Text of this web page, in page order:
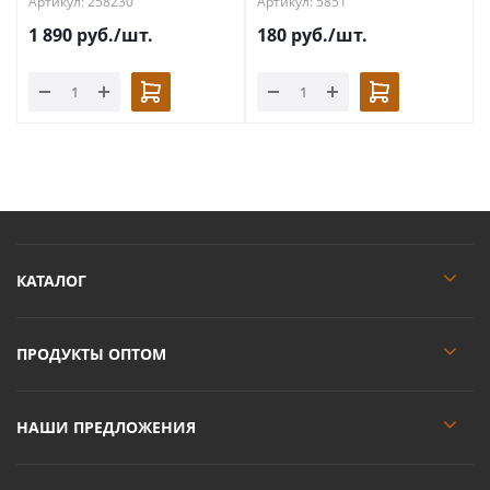
1 890 руб./шт. 180 руб./шт.
КАТАЛОГ
ПРОДУКТЫ ОПТОМ
НАШИ ПРЕДЛОЖЕНИЯ